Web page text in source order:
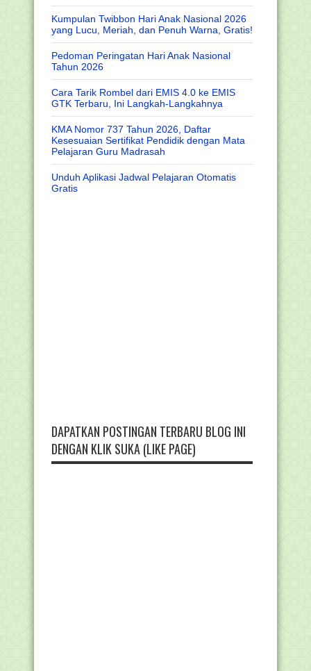
Kumpulan Twibbon Hari Anak Nasional 2026
yang Lucu, Meriah, dan Penuh Warna, Gratis!
Pedoman Peringatan Hari Anak Nasional
Tahun 2026
Cara Tarik Rombel dari EMIS 4.0 ke EMIS
GTK Terbaru, Ini Langkah-Langkahnya
KMA Nomor 737 Tahun 2026, Daftar
Kesesuaian Sertifikat Pendidik dengan Mata
Pelajaran Guru Madrasah
Unduh Aplikasi Jadwal Pelajaran Otomatis
Gratis
DAPATKAN POSTINGAN TERBARU BLOG INI
DENGAN KLIK SUKA (LIKE PAGE)